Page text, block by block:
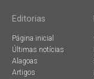
Editorias
Página inicial
Últimas notícias
Alagoas
Artigos